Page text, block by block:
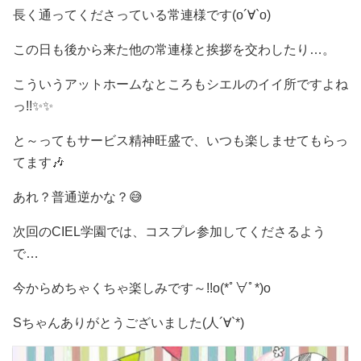
長く通ってくださっている常連様です(о´∀`о)
この日も後から来た他の常連様と挨拶を交わしたり…。
こういうアットホームなところもシエルのイイ所ですよね
っ!!✨✨
と～ってもサービス精神旺盛で、いつも楽しませてもらっ
てます🎶
あれ？普通逆かな？😅
次回のCIEL学園では、コスプレ参加してくださるよう
で…
今からめちゃくちゃ楽しみです～!!o(*ﾟ∀ﾟ*)o
Sちゃんありがとうございました(人´∀`*)